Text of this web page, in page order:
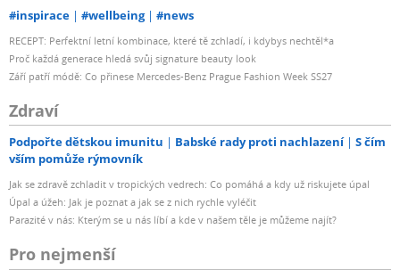
#inspirace #wellbeing #news
RECEPT: Perfektní letní kombinace, které tě zchladí, i kdybys nechtěl*a
Proč každá generace hledá svůj signature beauty look
Září patří módě: Co přinese Mercedes-Benz Prague Fashion Week SS27
Zdraví
Podpořte dětskou imunitu Babské rady proti nachlazení
S čím
vším pomůže rýmovník
Jak se zdravě zchladit v tropických vedrech: Co pomáhá a kdy už riskujete úpal
Úpal a úžeh: Jak je poznat a jak se z nich rychle vyléčit
Parazité v nás: Kterým se u nás líbí a kde v našem těle je můžeme najít?
Pro nejmenší